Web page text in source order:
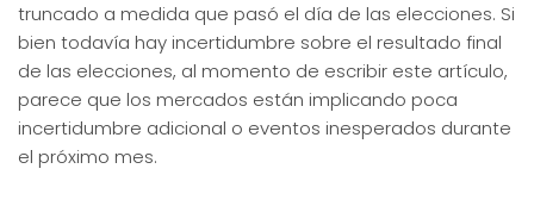
truncado a medida que pasó el día de las elecciones. Si
bien todavía hay incertidumbre sobre el resultado final
de las elecciones, al momento de escribir este artículo,
parece que los mercados están implicando poca
incertidumbre adicional o eventos inesperados durante
el próximo mes.